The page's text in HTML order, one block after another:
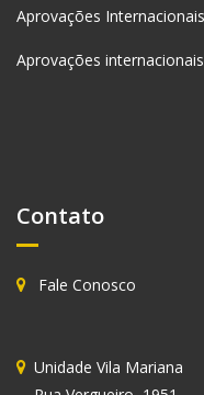
Aprovações
Aprovações
Contato
Fale Conosco
Unidade Vila Mariana